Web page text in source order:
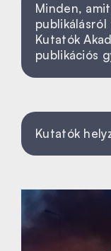
Minden,
Kutatók
publikációs
Kutatók